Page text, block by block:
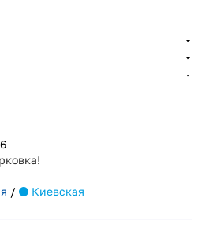
/ Киевская